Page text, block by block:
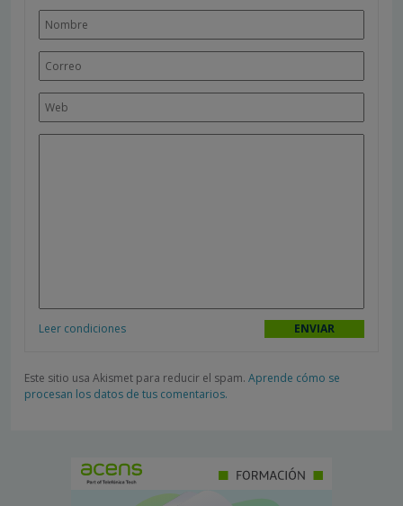
Leer condiciones
Este sitio usa Akismet para reducir el spam. Aprende cómo se
procesan los datos de tus comentarios.